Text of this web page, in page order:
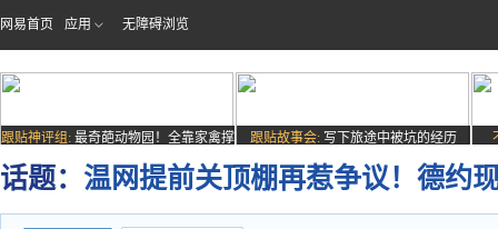
网易首页 应用 无障碍浏览
跟贴神评组: 最奇葩动物园！全靠家禽撑
场子
跟贴故事会: 写下旅途中被坑的经历
话题： 温网提前关顶棚再惹争议！德约